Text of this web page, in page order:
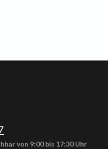
von 9:00 bis 17:30 Uhr